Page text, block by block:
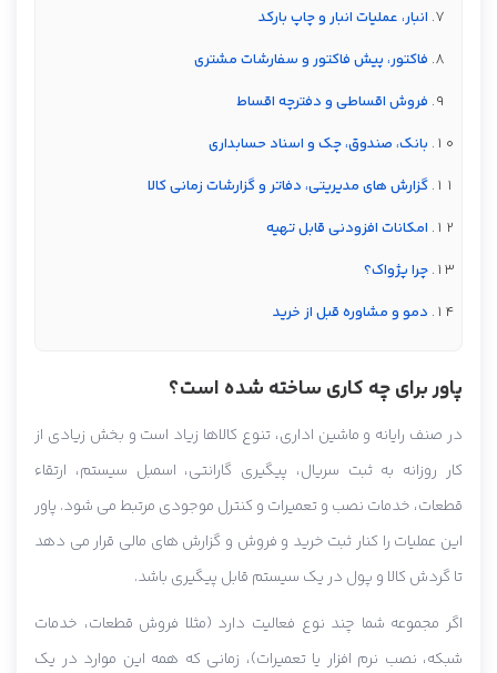
انبار، عملیات انبار و چاپ بارکد
فاکتور، پیش فاکتور و سفارشات مشتری
فروش اقساطی و دفترچه اقساط
بانک، صندوق، چک و اسناد حسابداری
گزارش های مدیریتی، دفاتر و گزارشات زمانی کالا
امکانات افزودنی قابل تهیه
چرا پژواک؟
دمو و مشاوره قبل از خرید
پاور برای چه کاری ساخته شده است؟
در صنف رایانه و ماشین اداری، تنوع کالاها زیاد است و بخش زیادی از
کار روزانه به ثبت سریال، پیگیری گارانتی، اسمبل سیستم، ارتقاء
قطعات، خدمات نصب و تعمیرات و کنترل موجودی مرتبط می شود. پاور
این عملیات را کنار ثبت خرید و فروش و گزارش های مالی قرار می دهد
تا گردش کالا و پول در یک سیستم قابل پیگیری باشد.
اگر مجموعه شما چند نوع فعالیت دارد (مثلا فروش قطعات، خدمات
شبکه، نصب نرم افزار یا تعمیرات)، زمانی که همه این موارد در یک